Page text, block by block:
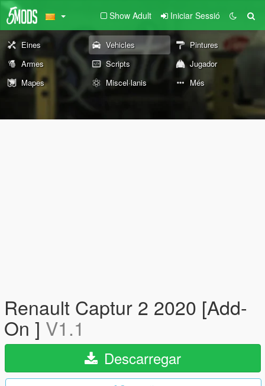
Show Adult Iniciar Sessió
Eines Vehicles
Pintures
Armes
Scripts
Jugador
Mapes
Miscel·lanis Més
Renault Captur 2 2020 [Add-
On ] V1.1
Descarregar